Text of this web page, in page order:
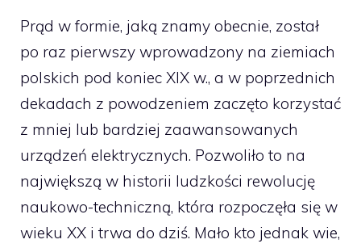
Prąd w formie, jaką znamy obecnie, został
po raz pierwszy wprowadzony na ziemiach
polskich pod koniec XIX w., a w poprzednich
dekadach z powodzeniem zaczęto korzystać
z mniej lub bardziej zaawansowanych
urządzeń elektrycznych. Pozwoliło to na
największą w historii ludzkości rewolucję
naukowo-techniczną, która rozpoczęła się w
wieku XX i trwa do dziś. Mało kto jednak wie,